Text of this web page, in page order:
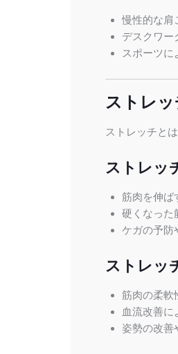
慢性的な肩
デスクワー
スポーツに
ストレッ
ストレッチとは
ストレッ
筋肉を伸ば
硬くなった
ケガの予防
ストレッ
筋肉の柔軟
血流改善に
姿勢の改善